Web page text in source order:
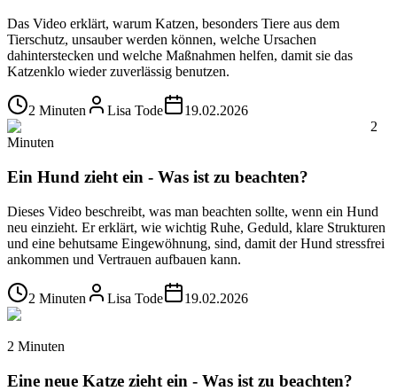
Das Video erklärt, warum Katzen, besonders Tiere aus dem
Tierschutz, unsauber werden können, welche Ursachen
dahinterstecken und welche Maßnahmen helfen, damit sie das
Katzenklo wieder zuverlässig benutzen.
2 Minuten Lisa Tode
19.02.2026
2
Minuten
Ein Hund zieht ein - Was ist zu beachten?
Dieses Video beschreibt, was man beachten sollte, wenn ein Hund
neu einzieht. Er erklärt, wie wichtig Ruhe, Geduld, klare Strukturen
und eine behutsame Eingewöhnung, sind, damit der Hund stressfrei
ankommen und Vertrauen aufbauen kann.
2 Minuten Lisa Tode 19.02.2026
2 Minuten
Eine neue Katze zieht ein - Was ist zu beachten?